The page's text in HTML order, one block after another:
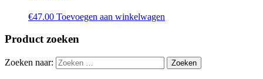
€47.00 Toevoegen aan winkelwagen
Product zoeken
Zoeken naar: